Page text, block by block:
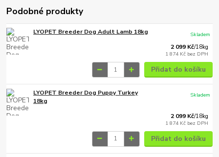
Podobné produkty
LYOPET Breeder Dog Adult Lamb 18kg
2 099 Kč/18kg
1 874 Kč bez DPH
Skladem
Přidat do košíku
LYOPET Breeder Dog Puppy Turkey
18kg
2 099 Kč/18kg
1 874 Kč bez DPH
Skladem
Přidat do košíku